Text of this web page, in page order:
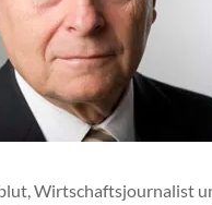
Wirtschaftsjournalist